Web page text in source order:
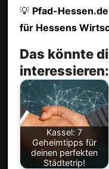
💡 Pfad-
für Hessens
Das könnte
interessieren:
Kassel: 7
Geheimtipps für
deinen perfekten
Städtetrip!